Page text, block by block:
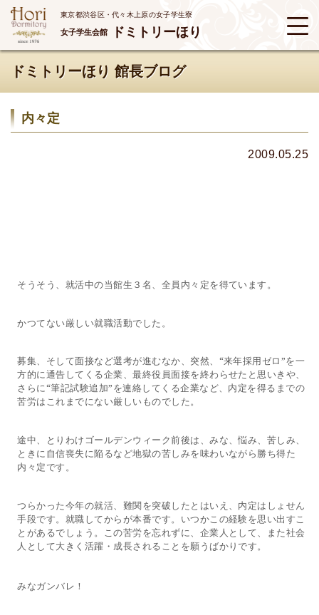
東京都渋谷区・代々木上原の女子学生寮
女子学生会館 ドミトリーほり
ドミトリーほり 館長ブログ
内々定
2009.05.25
そうそう、就活中の当館生３名、全員内々定を得ています。
かつてない厳しい就職活動でした。
募集、そして面接など選考が進むなか、突然、“来年採用ゼロ”を一
方的に通告してくる企業、最終役員面接を終わらせたと思いきや、
さらに“筆記試験追加”を連絡してくる企業など、内定を得るまでの
苦労はこれまでにない厳しいものでした。
途中、とりわけゴールデンウィーク前後は、みな、悩み、苦しみ、
ときに自信喪失に陥るなど地獄の苦しみを味わいながら勝ち得た
内々定です。
つらかった今年の就活、難関を突破したとはいえ、内定はしょせん
手段です。就職してからが本番です。いつかこの経験を思い出すこ
とがあるでしょう。この苦労を忘れずに、企業人として、また社会
人として大きく活躍・成長されることを願うばかりです。
みなガンバレ！